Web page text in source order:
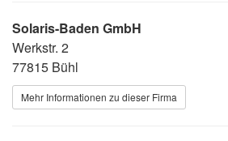
Solaris-Baden GmbH
Werkstr. 2
77815 Bühl
Mehr Informationen zu dieser Firma